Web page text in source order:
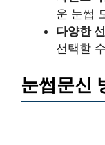
운 눈썹
다양한
선택할
눈썹문신